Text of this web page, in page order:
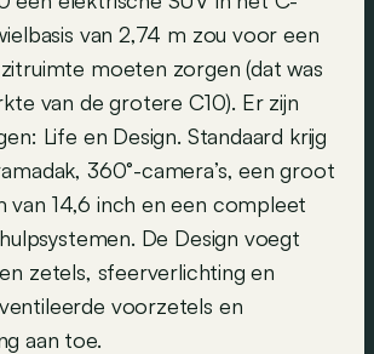
van 2,74 m zou voor een
moeten zorgen (dat was
van de grotere C10). Er zijn
Life en Design. Standaard krijg
360°-camera’s, een groot
van 14,6 inch en een compleet
De Design voegt
zetels, sfeerverlichting en
voorzetels en
aan toe.